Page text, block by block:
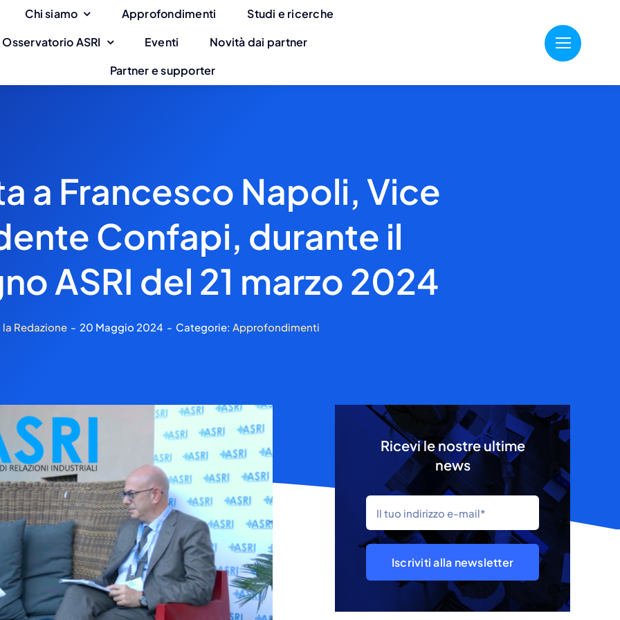
Chi siamo Approfondimenti
Studi e ricerche
Osservatorio ASRI
Eventi
Novità dai partner
Partner e supporter
a Francesco Napoli, Vice
Confapi, durante il
ASRI del 21 marzo 2024
la Redazione - 20 Maggio 2024 - Categorie: Approfondimenti
Ricevi le nostre ultime
news
Iscriviti alla newsletter